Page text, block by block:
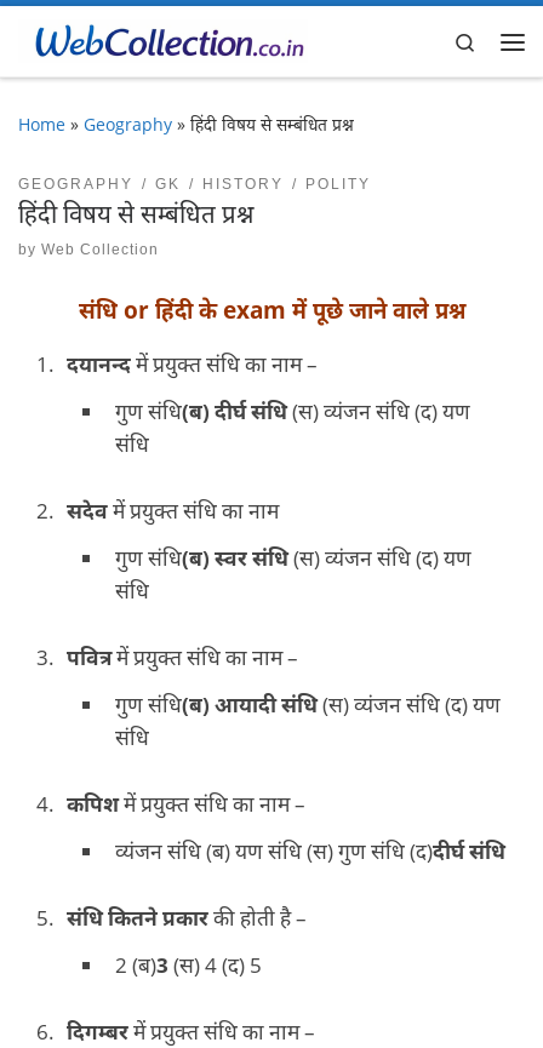
Skip to content
Search
Home » Geography » हिंदी विषय से सम्बंधित प्रश्न
GEOGRAPHY GK HISTORY POLITY
हिंदी विषय से सम्बंधित प्रश्न
by Web Collection
संधि or हिंदी के exam में पूछे जाने वाले प्रश्न
दयानन्दमें प्रयुक्त संधि का नाम –
गुण संधि(ब) दीर्घ संधि(स) व्यंजन संधि (द) यण
संधि
सदेवमें प्रयुक्त संधि का नाम
गुण संधि(ब) स्वर संधि(स) व्यंजन संधि (द) यण
संधि
पवित्रमें प्रयुक्त संधि का नाम –
गुण संधि(ब) आयादी संधि(स) व्यंजन संधि (द) यण
संधि
कपिशमें प्रयुक्त संधि का नाम –
व्यंजन संधि (ब) यण संधि (स) गुण संधि (द)दीर्घ संधि
संधि कितने प्रकारकी होती है –
2 (ब)3 (स) 4 (द) 5
दिगम्बरमें प्रयुक्त संधि का नाम –